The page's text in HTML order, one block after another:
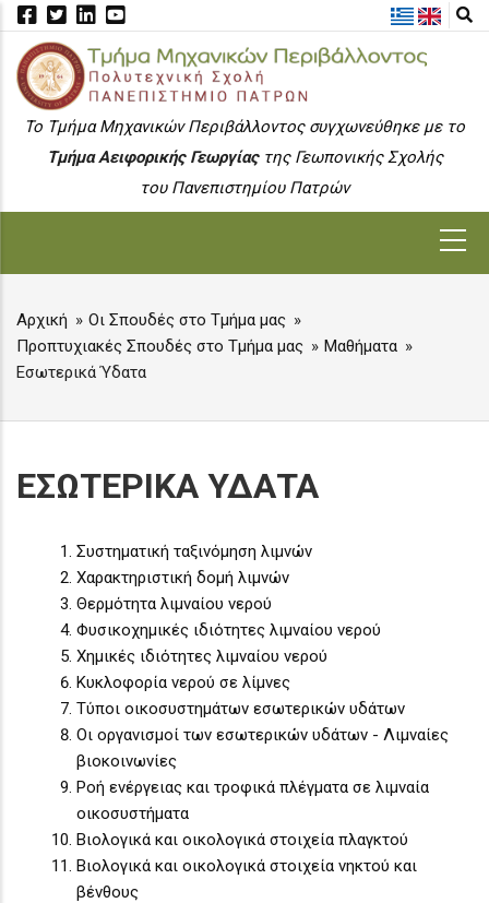
Skip
main
content
To Τμήμα Μηχανικών Περιβάλλοντος συγχωνεύθηκε με το
Τμήμα Αειφορικής Γεωργίαςτης Γεωπονικής Σχολής
του Πανεπιστημίου Πατρών
BREADCRUMB
Αρχική
Οι Σπουδές στο Τμήμα μας
Προπτυχιακές Σπουδές στο Τμήμα μας
Μαθήματα
Εσωτερικά Ύδατα
ΕΣΩΤΕΡΙΚΑ ΥΔΑΤΑ
Συστηματική ταξινόμηση λιμνών
Χαρακτηριστική δομή λιμνών
Θερμότητα λιμναίου νερού
Φυσικοχημικές ιδιότητες λιμναίου νερού
Χημικές ιδιότητες λιμναίου νερού
Κυκλοφορία νερού σε λίμνες
Τύποι οικοσυστημάτων εσωτερικών υδάτων
Οι οργανισμοί των εσωτερικών υδάτων - Λιμναίες
βιοκοινωνίες
Ροή ενέργειας και τροφικά πλέγματα σε λιμναία
οικοσυστήματα
Βιολογικά και οικολογικά στοιχεία πλαγκτού
Βιολογικά και οικολογικά στοιχεία νηκτού και
βένθους